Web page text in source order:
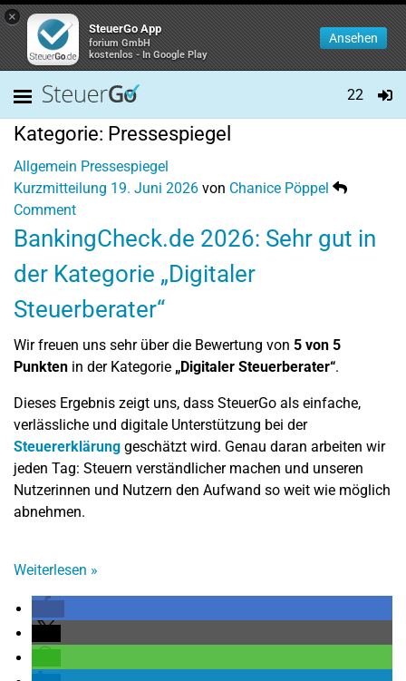
×
SteuerGo App
forium GmbH
kostenlos - In Google Play
Ansehen
22
Kategorie: Pressespiegel
Allgemein Pressespiegel
Kurzmitteilung 19. Juni 2026 von Chanice Pöppel
Comment
BankingCheck.de 2026: Sehr gut in
der Kategorie „Digitaler
Steuerberater“
Wir freuen uns sehr über die Bewertung von 5 von 5
Punkten in der Kategorie „Digitaler Steuerberater“.
Dieses Ergebnis zeigt uns, dass SteuerGo als einfache,
verlässliche und digitale Unterstützung bei der
Steuererklärung geschätzt wird. Genau daran arbeiten wir
jeden Tag: Steuern verständlicher machen und unseren
Nutzerinnen und Nutzern den Aufwand so weit wie möglich
abnehmen.
Weiterlesen »